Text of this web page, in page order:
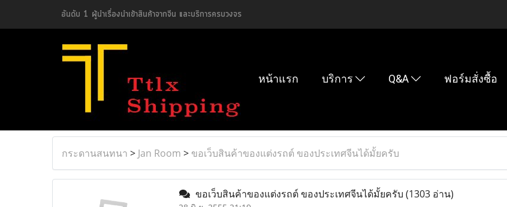
อันดับ 1 ผู้นำเรื่องนำเข้าสินค้าจากจีน และบริการครบวงจร
หน้าแรก บริการ Q&A ฟอร์มสั่งซื้อ
กระดานสนทนา > Jan Room > ขอเว็บสินค้าของแต่งรถต์ ของประเทศจีนได้มั้ยครับ
ขอเว็บสินค้าของแต่งรถต์ ของประเทศจีนได้มั้ยครับ (1303 อ่าน)